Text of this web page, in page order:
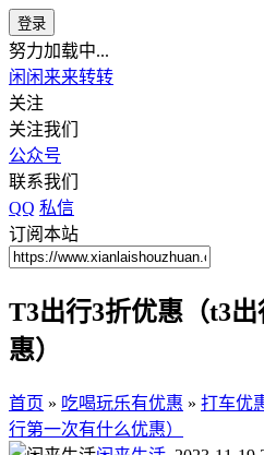
登录
努力加载中...
闲闲来来转转
关注
关注我们
公众号
联系我们
QQ 私信
订阅本站
T3出行3折优惠（t3
惠）
首页 » 吃喝玩乐有优惠 » 打车优
行第一次有什么优惠）